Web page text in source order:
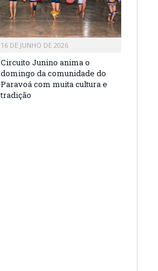
16 DE JUNHO DE 2026
Circuito Junino anima o
domingo da comunidade do
Paravoá com muita cultura e
tradição